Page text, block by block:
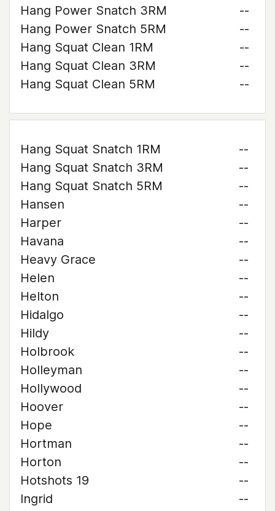
Hang Power Snatch 3RM
--
Hang Power Snatch 5RM
--
Hang Squat Clean 1RM
--
Hang Squat Clean 3RM
--
Hang Squat Clean 5RM
--
Hang Squat Snatch 1RM
--
Hang Squat Snatch 3RM
--
Hang Squat Snatch 5RM
--
Hansen
--
Harper
--
Havana
--
Heavy Grace
--
Helen
--
Helton
--
Hidalgo
--
Hildy
--
Holbrook
--
Holleyman
--
Hollywood
--
Hoover
--
Hope
--
Hortman
--
Horton
--
Hotshots 19
--
Ingrid
--